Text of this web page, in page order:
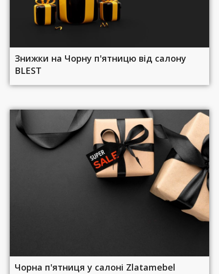
Знижки на Чорну п'ятницю від салону
BLEST
Чорна п'ятниця у салоні Zlatamebel